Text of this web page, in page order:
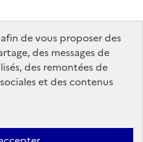
de vous proposer des
des messages de
des remontées de
et des contenus
conforme Mentions légales